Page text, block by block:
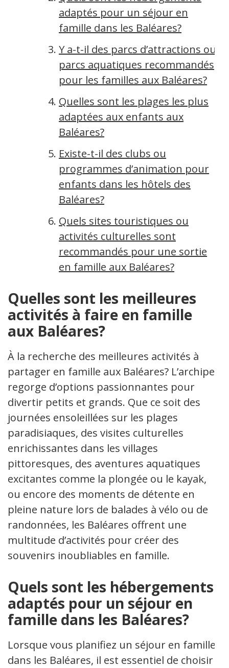
adaptés pour un séjour en
famille dans les Baléares?
Y a-t-il des parcs d’attractions ou
parcs aquatiques recommandés
pour les familles aux Baléares?
Quelles sont les plages les plus
adaptées aux enfants aux
Baléares?
Existe-t-il des clubs ou
programmes d’animation pour
enfants dans les hôtels des
Baléares?
Quels sites touristiques ou
activités culturelles sont
recommandés pour une sortie
en famille aux Baléares?
Quelles sont les meilleures
activités à faire en famille
aux Baléares?
À la recherche des meilleures activités à
partager en famille aux Baléares? L’archipel
regorge d’options passionnantes pour
divertir petits et grands. Que ce soit des
journées ensoleillées sur les plages
paradisiaques, des visites culturelles
enrichissantes dans les villages
pittoresques, des aventures aquatiques
excitantes comme la plongée ou le kayak,
ou encore des moments de détente en
pleine nature lors de balades à vélo ou de
randonnées, les Baléares offrent une
multitude d’activités pour créer des
souvenirs inoubliables en famille.
Quels sont les hébergements
adaptés pour un séjour en
famille dans les Baléares?
Lorsque vous planifiez un séjour en famille
dans les Baléares, il est essentiel de choisir